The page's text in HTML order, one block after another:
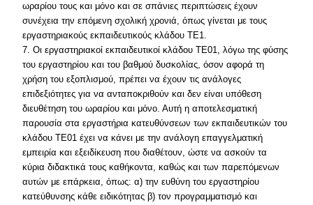
ωραρίου τους και μόνο και σε σπάνιες περιπτώσεις έχουν
συνέχεια την επόμενη σχολική χρονιά, όπως γίνεται με τους
εργαστηριακούς εκπαιδευτικούς κλάδου ΤΕ1.
7. Οι εργαστηριακοί εκπαιδευτικοί κλάδου ΤΕ01, λόγω της φύσης
του εργαστηρίου και του βαθμού δυσκολίας, όσον αφορά τη
χρήση του εξοπλισμού, πρέπει να έχουν τις ανάλογες
επιδεξιότητες για να ανταποκριθούν και δεν είναι υπόθεση
διευθέτηση του ωραρίου και μόνο. Αυτή η αποτελεσματική
παρουσία στα εργαστήρια κατευθύνσεων των εκπαιδευτικών του
κλάδου ΤΕ01 έχει να κάνει με την ανάλογη επαγγελματική
εμπειρία και εξειδίκευση που διαθέτουν, ώστε να ασκούν τα
κύρια διδακτικά τους καθήκοντα, καθώς και των παρεπόμενων
αυτών με επάρκεια, όπως: α) την ευθύνη του εργαστηρίου
κατεύθυνσης κάθε ειδικότητας β) τον προγραμματισμό και